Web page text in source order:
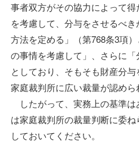
事者双方がその協力によって
を考慮して、分与をさせるべ
方法を定める」（第768条3項
の事情を考慮して」、さらに「
としており、そもそも財産分与
家庭裁判所に広い裁量が認めら
したがって、実務上の基準
は家庭裁判所の裁量判断に委
しておいてください。